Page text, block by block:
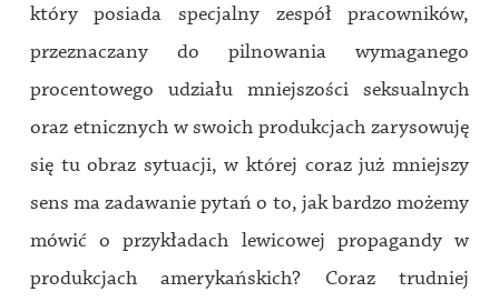
który posiada specjalny zespół pracowników,
przeznaczany do pilnowania wymaganego
procentowego udziału mniejszości seksualnych
oraz etnicznych w swoich produkcjach zarysowuję
się tu obraz sytuacji, w której coraz już mniejszy
sens ma zadawanie pytań o to, jak bardzo możemy
mówić o przykładach lewicowej propagandy w
produkcjach amerykańskich? Coraz trudniej